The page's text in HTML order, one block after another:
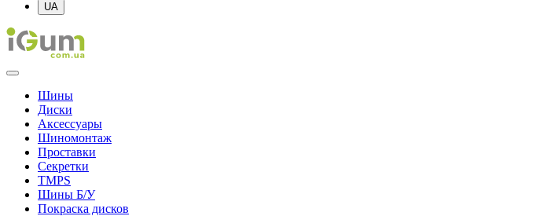
UA
Шины
Диски
Аксессуары
Шиномонтаж
Проставки
Секретки
TMPS
Шины Б/У
Покраска дисков